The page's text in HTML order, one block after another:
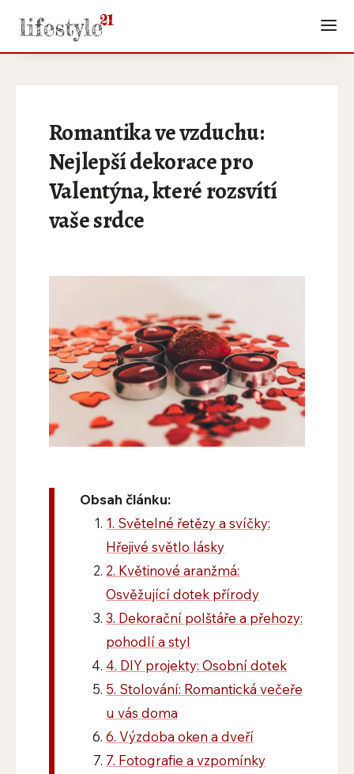
Romantika ve vzduchu:
Nejlepší dekorace pro
Valentýna, které rozsvítí
vaše srdce
Obsah článku:
1. Světelné řetězy a svíčky:
Hřejivé světlo lásky
2. Květinové aranžmá:
Osvěžující dotek přírody
3. Dekorační polštáře a přehozy:
pohodlí a styl
4. DIY projekty: Osobní dotek
5. Stolování: Romantická večeře
u vás doma
6. Výzdoba oken a dveří
7. Fotografie a vzpomínky